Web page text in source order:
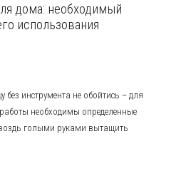
дома: необходимый
использования
инструмента не обойтись – для
необходимы определенные
голыми руками вытащить